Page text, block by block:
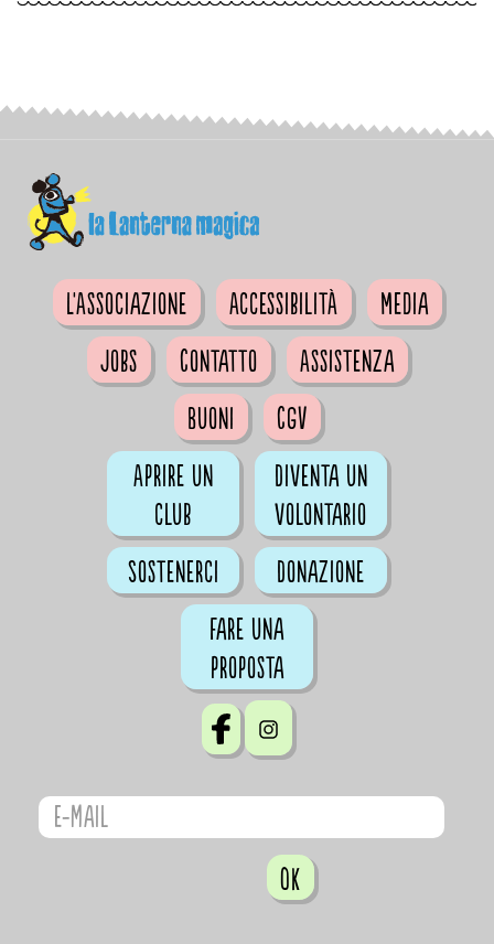
L'Associazione Accessibilità
Media
Jobs
Contatto
Assistenza
Buoni
CGV
Aprire un
club
Diventa un
volontario
Sostenerci
Donazione
Fare una
proposta
OK